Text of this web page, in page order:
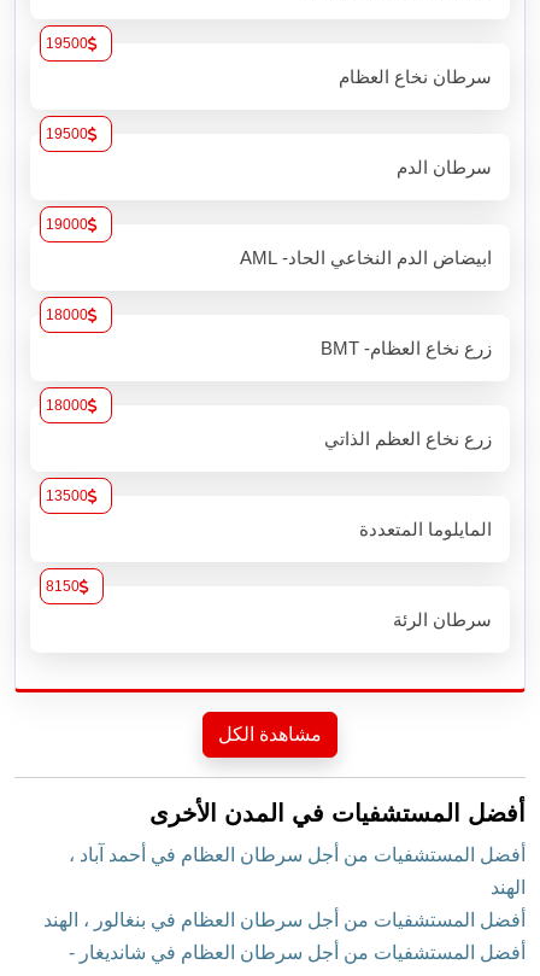
سرطان نخاع العظام
19500
سرطان الدم
19500
ابيضاض الدم النخاعي الحاد- AML
19000
زرع نخاع العظام- BMT
18000
زرع نخاع العظم الذاتي
18000
المايلوما المتعددة
13500
سرطان الرئة
8150
مشاهدة الكل
أفضل المستشفيات في المدن الأخرى
أفضل المستشفيات من أجل سرطان العظام في أحمد آباد ،
الهند
أفضل المستشفيات من أجل سرطان العظام في بنغالور ، الهند
أفضل المستشفيات من أجل سرطان العظام في شانديغار -